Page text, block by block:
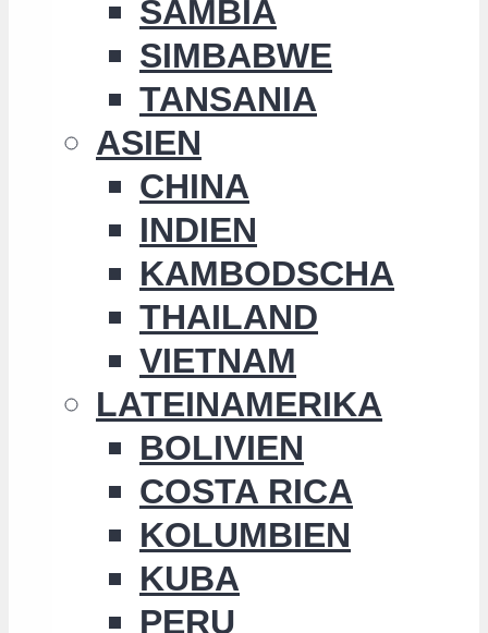
SAMBIA
SIMBABWE
TANSANIA
ASIEN
CHINA
INDIEN
KAMBODSCHA
THAILAND
VIETNAM
LATEINAMERIKA
BOLIVIEN
COSTA RICA
KOLUMBIEN
KUBA
PERU